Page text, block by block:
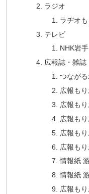
ラジオ
ラヂオ
テレビ
NHK岩
広報誌・雑誌
つながる
広報もり
広報もり
広報も
広報も
広報も
情報紙
情報紙
広報もり